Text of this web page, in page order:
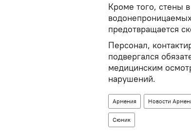
Кроме того, стены
предотвращается
Персонал,
подвергался
медицинским
нарушений.
Армения Новости
Сюник